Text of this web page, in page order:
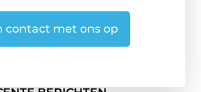
contact met ons op